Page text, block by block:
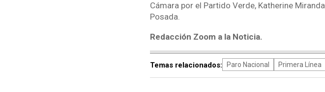
Cámara por el Partido Verde, Katherine
Posada.
Redacción Zoom a la Noticia.
Temas relacionados: Paro Nacional Primera Línea